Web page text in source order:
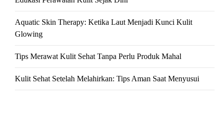
Aquatic Skin Therapy: Ketika Laut Menjadi Kunci Kulit
Glowing
Tips Merawat Kulit Sehat Tanpa Perlu Produk Mahal
Kulit Sehat Setelah Melahirkan: Tips Aman Saat Menyusui